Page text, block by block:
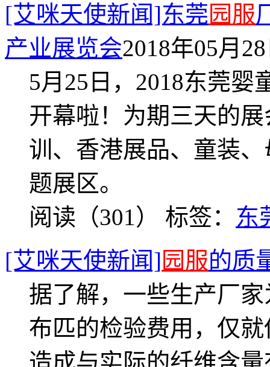
[艾咪天使新闻]东莞园服
产业展览会2018年05月
5月25日，2018东莞婴
开幕啦！为期三天的
训、香港展品、童装
题展区。
阅读（301） 标签： 东
[艾咪天使新闻]园服的质
据了解，一些生产厂
布匹的检验费用，仅
造成与实际的纤维含